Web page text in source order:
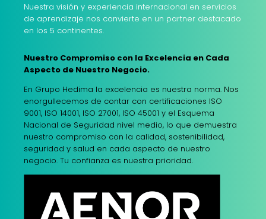
Nuestra visión y experiencia internacional en servicios
de aprendizaje nos convierte en un partner destacado
en los 5 continentes.
Nuestro Compromiso con la Excelencia en Cada
Aspecto de Nuestro Negocio.
En Grupo Hedima la excelencia es nuestra norma. Nos
enorgullecemos de contar con certificaciones ISO
9001, ISO 14001, ISO 27001, ISO 45001 y el Esquema
Nacional de Seguridad nivel medio, lo que demuestra
nuestro compromiso con la calidad, sostenibilidad,
seguridad y salud en cada aspecto de nuestro
negocio. Tu confianza es nuestra prioridad.